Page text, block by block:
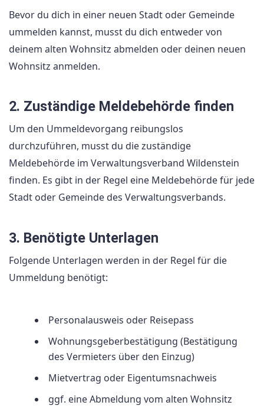
Bevor du dich in einer neuen Stadt oder Gemeinde
ummelden kannst, musst du dich entweder von
deinem alten Wohnsitz abmelden oder deinen neuen
Wohnsitz anmelden.
2. Zuständige Meldebehörde finden
Um den Ummeldevorgang reibungslos
durchzuführen, musst du die zuständige
Meldebehörde im Verwaltungsverband Wildenstein
finden. Es gibt in der Regel eine Meldebehörde für jede
Stadt oder Gemeinde des Verwaltungsverbands.
3. Benötigte Unterlagen
Folgende Unterlagen werden in der Regel für die
Ummeldung benötigt:
Personalausweis oder Reisepass
Wohnungsgeberbestätigung (Bestätigung
des Vermieters über den Einzug)
Mietvertrag oder Eigentumsnachweis
ggf. eine Abmeldung vom alten Wohnsitz